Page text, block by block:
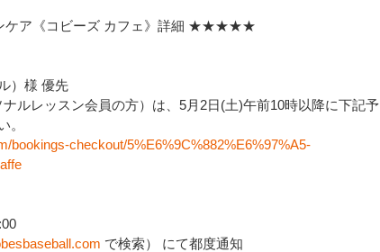
ア《コビーズ カフェ》詳細 ★★★★★
）様 優先
ルレッスン会員の方）は、5月2日(土)午前10時以降に下記予
。
bookings-checkout/5%E6%9C%882%E6%97%A5-
で検索） にて都度通知